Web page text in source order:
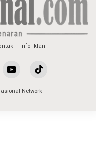
Info Iklan
Network